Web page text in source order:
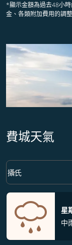
*顯示金額為過去48小
金、各類附加費用的調
費城天氣
Weather unit
攝氏
keyboard_arrow_down
星
中